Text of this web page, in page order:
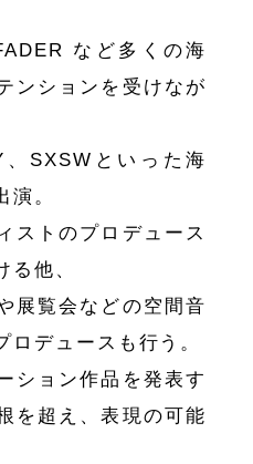
など多くの海
ンションを受けなが
SXSWといった海
演。
ストのプロデュース
る他、
展覧会などの空間音
ロデュースも行う。
ション作品を発表す
を超え、表現の可能